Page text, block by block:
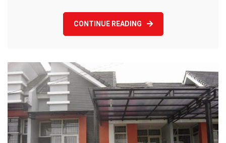
CONTINUE READING